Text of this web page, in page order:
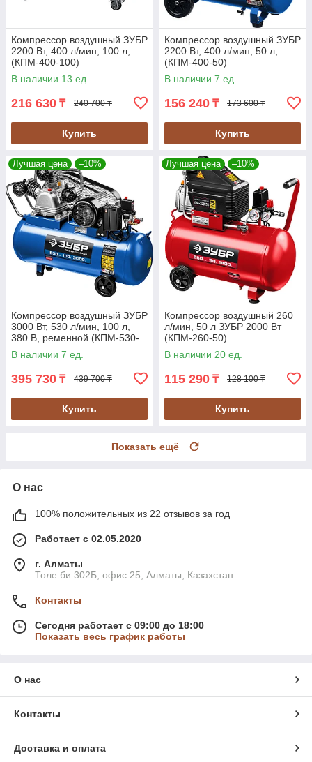
Компрессор воздушный ЗУБР
2200 Вт, 400 л/мин, 100 л,
(КПМ-400-100)
В наличии 13 ед.
216 630 ₸ 240 700 ₸
Купить
Компрессор воздушный ЗУБР
2200 Вт, 400 л/мин, 50 л,
(КПМ-400-50)
В наличии 7 ед.
156 240 ₸ 173 600 ₸
Купить
Лучшая цена –10%
Компрессор воздушный ЗУБР
3000 Вт, 530 л/мин, 100 л,
380 В, ременной (КПМ-530-
100)
В наличии 7 ед.
395 730 ₸ 439 700 ₸
Купить
Лучшая цена –10%
Компрессор воздушный 260
л/мин, 50 л ЗУБР 2000 Вт
(КПМ-260-50)
В наличии 20 ед.
115 290 ₸ 128 100 ₸
Купить
Показать ещё
О нас
100% положительных из 22 отзывов за год
Работает с 02.05.2020
г. Алматы
Толе би 302Б, офис 25, Алматы, Казахстан
Контакты
Сегодня работает с 09:00 до 18:00
Показать весь график работы
О нас
Контакты
Доставка и оплата